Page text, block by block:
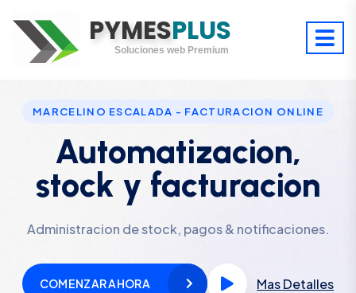
PYMESPLUS
Soluciones web Premium
Soporte premium 24/7
MARCELINO ESCALADA - FACTURACION ONLINE
Automatizacion,
stock y facturacion
Administracion de stock, pagos & notificaciones.
COMENZAR AHORA Mas Detalles